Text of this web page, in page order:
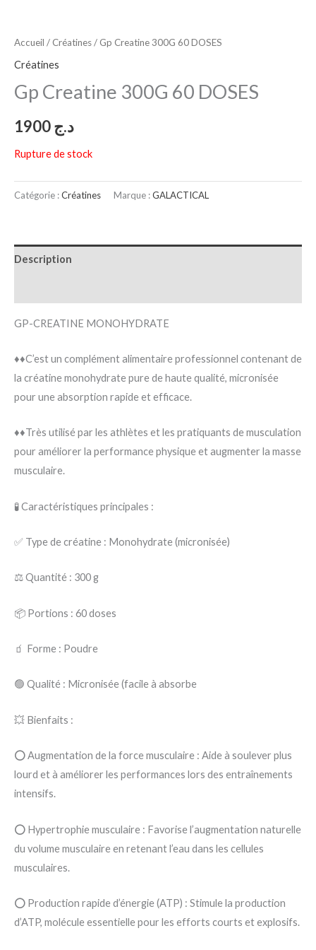
Accueil / Créatines/ Gp Creatine 300G 60 DOSES
Créatines
Gp Creatine 300G 60 DOSES
د.ج
Rupture de stock
Catégorie :Créatines Marque :GALACTICAL
Description
GP-CREATINE MONOHYDRATE
♦️♦️C’est un complément alimentaire professionnel contenant de
la créatine monohydrate pure de haute qualité, micronisée
pour une absorption rapide et efficace.
♦️♦️Très utilisé par les athlètes et les pratiquants de musculation
pour améliorer la performance physique et augmenter la masse
musculaire.
🧪 Caractéristiques principales :
✅ Type de créatine : Monohydrate (micronisée)
⚖️ Quantité : 300 g
📦 Portions : 60 doses
🧃 Forme : Poudre
🟢 Qualité : Micronisée (facile à absorbe
💥 Bienfaits :
⭕ Augmentation de la force musculaire : Aide à soulever plus
lourd et à améliorer les performances lors des entraînements
intensifs.
⭕ Hypertrophie musculaire : Favorise l’augmentation naturelle
du volume musculaire en retenant l’eau dans les cellules
musculaires.
⭕ Production rapide d’énergie (ATP) : Stimule la production
d’ATP, molécule essentielle pour les efforts courts et explosifs.